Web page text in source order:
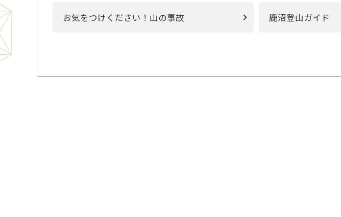
お気をつけください！山の事故 鹿沼登山ガイド